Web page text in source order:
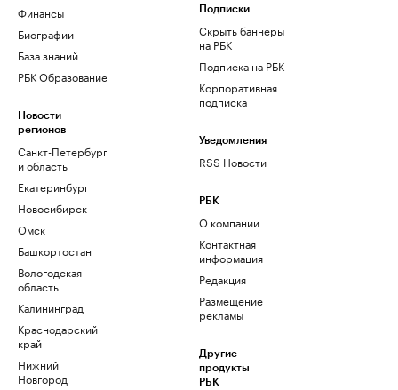
Финансы
Биографии
База знаний
РБК Образование
Новости
регионов
Санкт-Петербург
и область
Екатеринбург
Новосибирск
Омск
Башкортостан
Вологодская
область
Калининград
Краснодарский
край
Нижний
Новгород
Подписки
Скрыть баннеры
на РБК
Подписка на РБК
Корпоративная
подписка
Уведомления
RSS Новости
РБК
О компании
Контактная
информация
Редакция
Размещение
рекламы
Другие
продукты
РБК